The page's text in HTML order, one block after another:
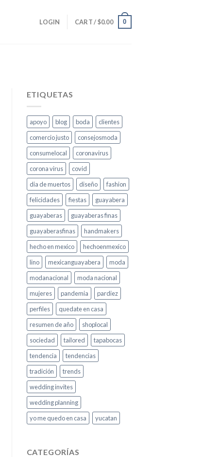
LOGIN CART /$0.00 0
ETIQUETAS
apoyo blog boda
clientes
comercio justo
consejosmoda
consumelocal
coronavirus
corona virus
covid
dia de muertos
diseño
fashion
felicidades
fiestas
guayabera
guayaberas
guayaberas finas
guayaberasfinas
handmakers
hecho en mexico
hechoenmexico
lino
mexicanguayabera
moda
modanacional
moda nacional
mujeres
pandemia
pardiez
perfiles
quedate en casa
resumen de año
shoplocal
sociedad
tailored
tapabocas
tendencia
tendencias
tradición
trends
wedding invites
wedding planning
yo me quedo en casa
yucatan
CATEGORÍAS